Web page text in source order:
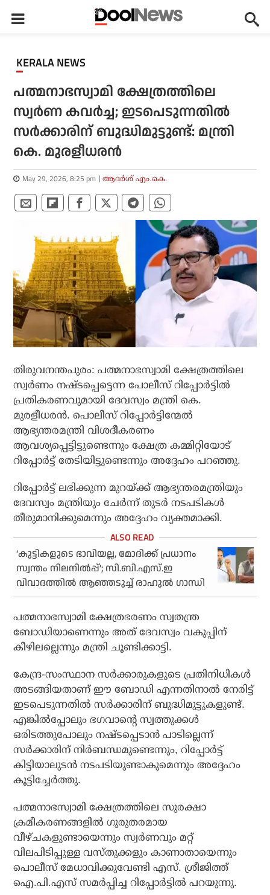
KERALA NEWS
പത്മനാഭസ്വാമി ക്ഷേത്രത്തിലെ
സ്വര്‍ണ കവര്‍ച്ച; ഇടപെടുന്നതില്‍
സര്‍ക്കാരിന് ബുദ്ധിമുട്ടുണ്ട്: മന്ത്രി
കെ. മുരളീധരന്‍
May 29, 2026, 8:25 pm ആദർശ് എം.കെ.
തിരുവനന്തപുരം: പത്മനാഭസ്വാമി ക്ഷേത്രത്തിലെ
സ്വര്‍ണം നഷ്ടപ്പെട്ടെന്ന പോലീസ് റിപ്പോര്‍ട്ടില്‍
പ്രതികരണവുമായി ദേവസ്വം മന്ത്രി കെ.
മുരളീധരന്‍. പൊലീസ് റിപ്പോര്‍ട്ടിന്മേല്‍
ആഭ്യന്തരമന്ത്രി വിശദീകരണം
ആവശ്യപ്പെട്ടിട്ടുണ്ടെന്നും ക്ഷേത്ര കമ്മിറ്റിയോട്
റിപ്പോര്‍ട്ട് തേടിയിട്ടുണ്ടെന്നും അദ്ദേഹം പറഞ്ഞു.
റിപ്പോര്‍ട്ട് ലഭിക്കുന്ന മുറയ്ക്ക് ആഭ്യന്തരമന്ത്രിയും
ദേവസ്വം മന്ത്രിയും ചേര്‍ന്ന് തുടര്‍ നടപടികള്‍
തീരുമാനിക്കുമെന്നും അദ്ദേഹം വ്യക്തമാക്കി.
‘കുട്ടികളുടെ ഭാവിയല്ല, മോദിക്ക് പ്രധാനം
സ്വന്തം നിലനില്‍പ്പ്’; സി.ബി.എസ്.ഇ
വിവാദത്തില്‍ ആഞ്ഞടുച്ച് രാഹുല്‍ ഗാന്ധി
പത്മനാഭസ്വാമി ക്ഷേത്രഭരണം സ്വതന്ത്ര
ബോഡിയാണെന്നും അത് ദേവസ്വം വകുപ്പിന്
കീഴിലല്ലെന്നും മന്ത്രി ചൂണ്ടിക്കാട്ടി.
കേന്ദ്ര-സംസ്ഥാന സര്‍ക്കാരുകളുടെ പ്രതിനിധികള്‍
അടങ്ങിയതാണ് ഈ ബോഡി എന്നതിനാല്‍ നേരിട്ട്
ഇടപെടുന്നതില്‍ സര്‍ക്കാരിന് ബുദ്ധിമുട്ടുകളുണ്ട്.
എങ്കില്‍പ്പോലും ഭഗവാന്റെ സ്വത്തുക്കള്‍
ഒരിടത്തുപോലും നഷ്ടപ്പെടാന്‍ പാടില്ലെന്ന്
സര്‍ക്കാരിന് നിര്‍ബന്ധമുണ്ടെന്നും, റിപ്പോര്‍ട്ട്
കിട്ടിയാലുടന്‍ നടപടിയുണ്ടാകുമെന്നും അദ്ദേഹം
കൂട്ടിച്ചേര്‍ത്തു.
പത്മനാഭസ്വാമി ക്ഷേത്രത്തിലെ സുരക്ഷാ
ക്രമീകരണങ്ങളില്‍ ഗുരുതരമായ
വീഴ്ചകളുണ്ടായെന്നും സ്വര്‍ണവും മറ്റ്
വിലപിടിപ്പുള്ള വസ്തുക്കളും കാണാതായെന്നും
പൊലീസ് മേധാവിക്കുവേണ്ടി എസ്. ശ്രീജിത്ത്
ഐ.പി.എസ് സമര്‍പ്പിച്ച റിപ്പോര്‍ട്ടില്‍ പറയുന്നു.